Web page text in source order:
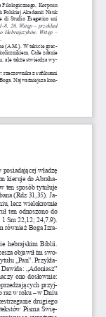
Filologicznego, Korpusu
Polskiej Akademii Nauk
di Studio Esegetico sui
26. Wstęp – przekład
Hebrajczyków. Wstęp –
(A.M.). W tekście grec-
Całe zdanie
ale także stwierdza wy-
rzeczownika z sufiksami
Najważniejsza kon-
władzę
kieruje do Abraha-
w ten sposób tytułuje
(Rdz 31,35). Ja-
lecz wielokrotnie
ten odnoszono do
Sm 22,12; 24,7.9).
również Boga Izra-
hebrajskim Biblii.
objawił im swo-
„Pan”. Przykła-
„Adoniasz”
ono dosłownie:
przyj-
raz w roku – w Dniu
drugiego
Pisma Świę-